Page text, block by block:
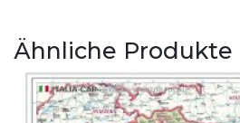
Ähnliche Produkte